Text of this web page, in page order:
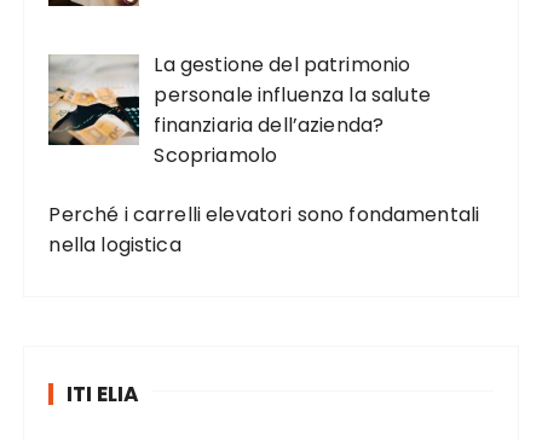
La gestione del patrimonio
personale influenza la salute
finanziaria dell’azienda?
Scopriamolo
Perché i carrelli elevatori sono fondamentali
nella logistica
ITI ELIA